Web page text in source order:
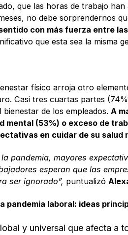
que las horas de trabajo
no debe sorprendernos
con más fuerza entre
que esta sea la misma
físico arroja otro
Casi tres cuartas partes
de los empleados. A
mental (53%) o exceso de
en cuidar de su salud
pandemia, mayores
esperan que las
ser ignorado”, puntualizó
pandemia laboral: ideas
y universal que afecta a